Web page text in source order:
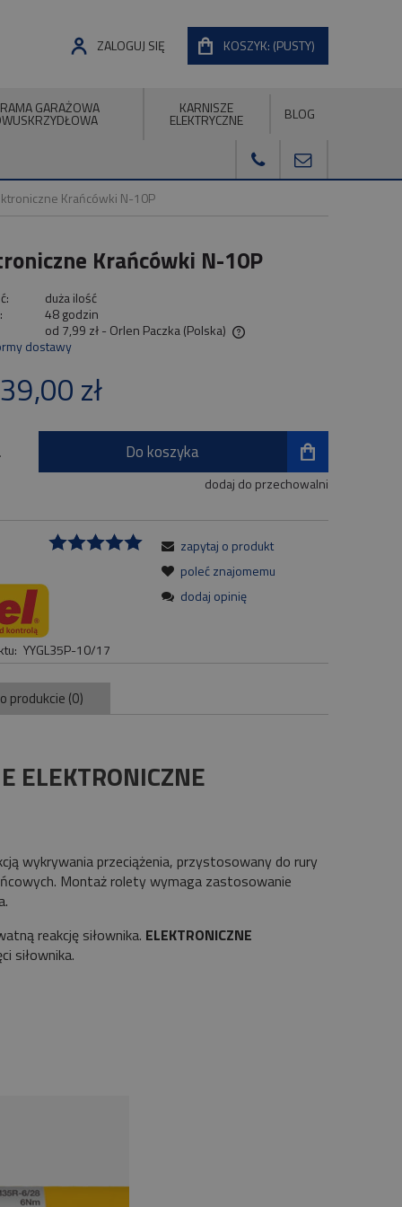
KOSZYK: (PUSTY)
ZALOGUJ SIĘ
GARAŻOWA KARNISZE
ELEKTRYCZNE BLOG
Krańcówki N-10P
Krańcówki N-10P
duża ilość
48 godzin
od 7,99 zł- Orlen Paczka(Polska)
płatności
dostawy
zł
Do koszyka
dodaj do przechowalni
YYGL35P-10/17
zapytaj o produkt
poleć znajomemu
dodaj opinię
produkcie (0)
ELEKTRONICZNE
wykrywania przeciążenia, przystosowany do rury
Montaż rolety wymaga zastosowanie
reakcję siłownika. ELEKTRONICZNE
siłownika.